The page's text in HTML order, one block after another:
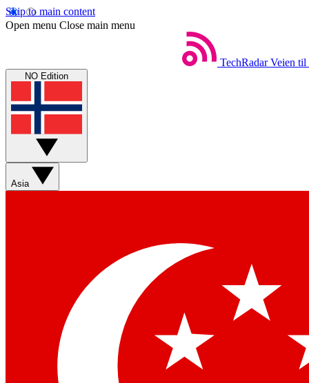
Skip to main content
Open menu Close main menu
TechRadar Veien til
NO Edition
Asia